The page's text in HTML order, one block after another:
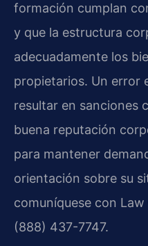
formación cumplan
y que la estructura
adecuadamente los
propietarios. Un error
resultar en sanciones
buena reputación
para mantener
orientación sobre su
comuníquese con Law
(888) 437-7747.